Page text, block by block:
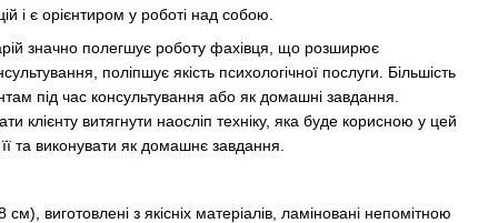
і є орієнтиром у роботі над собою.
значно полегшує роботу фахівця, що розширює
поліпшує якість психологічної послуги. Більшість
під час консультування або як домашні завдання.
клієнту витягнути наосліп техніку, яка буде корисною у цей
та виконувати як домашнє завдання.
виготовлені з якісніх матеріалів, ламіновані непомітною